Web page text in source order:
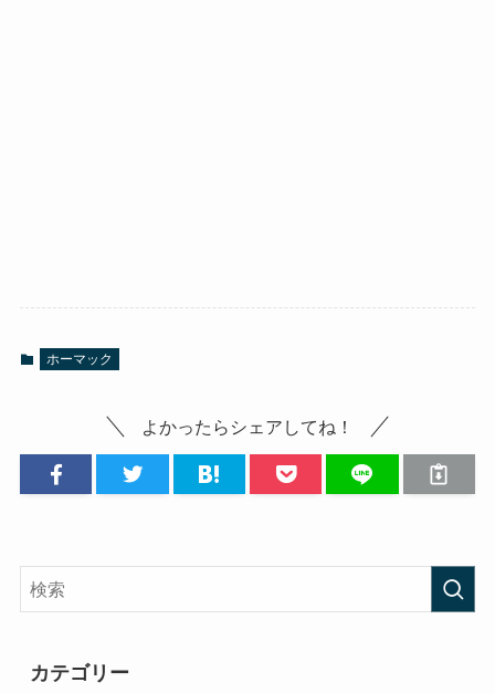
ホーマック
よかったらシェアしてね！
カテゴリー